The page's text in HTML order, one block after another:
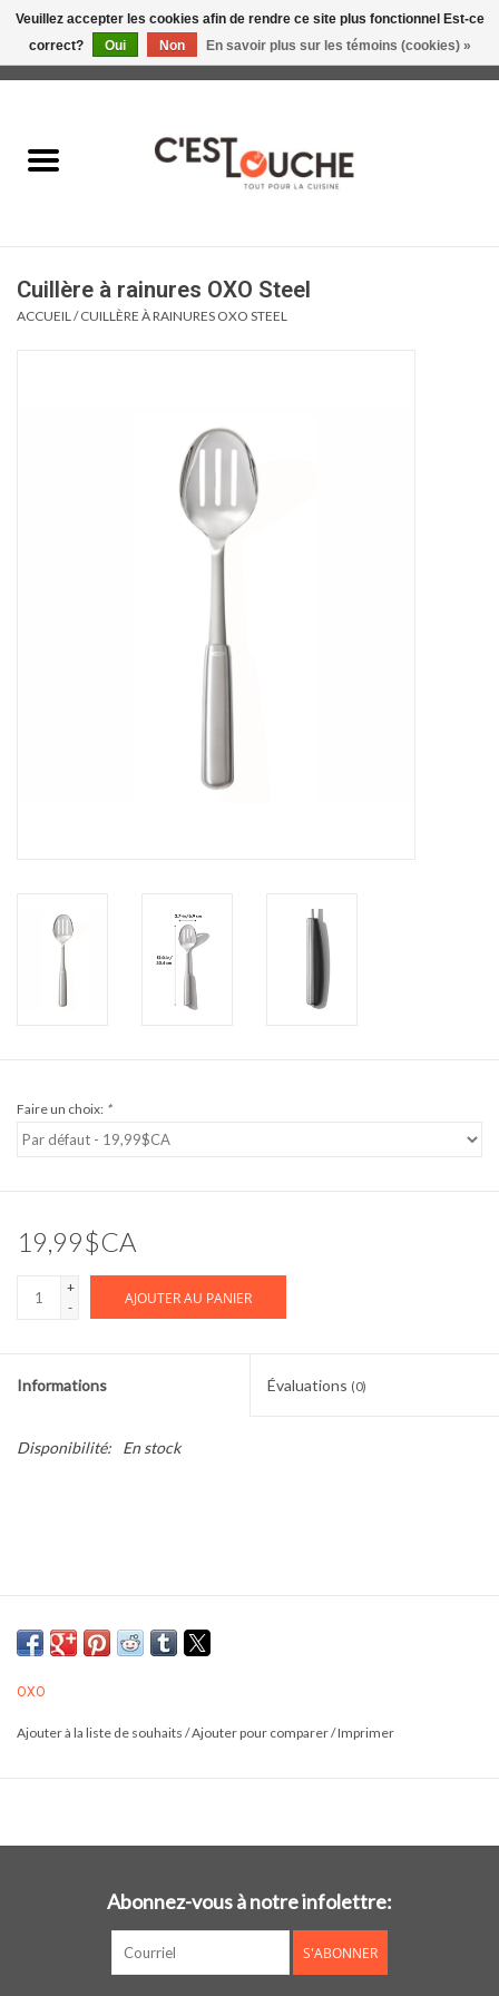
Table & Présentation
Boire
Cuillère à rainures OXO Steel
ACCUEIL /CUILLÈRE À RAINURES OXO STEEL
Faire un choix: *
19,99$CA
+
-
AJOUTER AU PANIER
Informations Évaluations (0)
Disponibilité: En stock
OXO
Ajouter à la liste de souhaits /Ajouter pour comparer/Imprimer
Abonnez-vous à notre infolettre:
S'ABONNER
Veuillez accepter les cookies afin de rendre ce site plus fonctionnel Est-ce
correct?
Oui Non En savoir plus sur les témoins (cookies) »